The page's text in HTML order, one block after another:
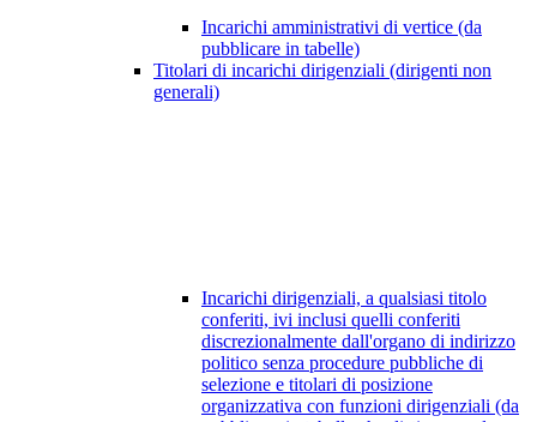
Incarichi amministrativi di vertice (da
pubblicare in tabelle)
Titolari di incarichi dirigenziali (dirigenti non
generali)
Incarichi dirigenziali, a qualsiasi titolo
conferiti, ivi inclusi quelli conferiti
discrezionalmente dall'organo di indirizzo
politico senza procedure pubbliche di
selezione e titolari di posizione
organizzativa con funzioni dirigenziali (da